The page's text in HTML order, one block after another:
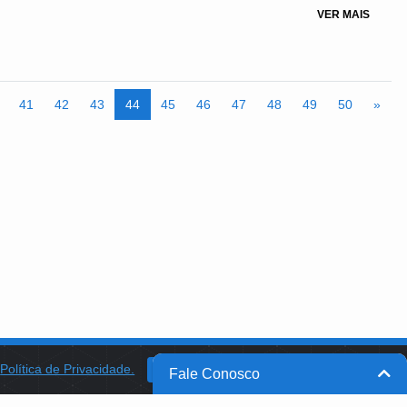
Política de Privacidade. OK
VER MAIS
41 42 43 44 45 46 47 48 49 50 »
Fale Conosco
BANCO DO BRASIL